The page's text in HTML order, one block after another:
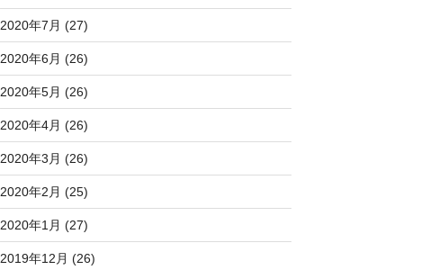
2020年7月 (27)
2020年6月 (26)
2020年5月 (26)
2020年4月 (26)
2020年3月 (26)
2020年2月 (25)
2020年1月 (27)
2019年12月 (26)